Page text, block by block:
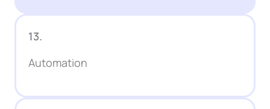
13.
Automation